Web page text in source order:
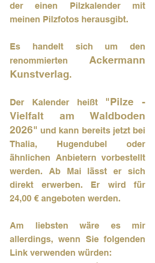
der einen Pilzkalender mit
meinen Pilzfotos herausgibt.
Es handelt sich um den
renommierten Ackermann
Kunstverlag.
Der Kalender heißt "Pilze -
Vielfalt am Waldboden
2026" und kann bereits jetzt bei
Thalia, Hugendubel oder
ähnlichen Anbietern vorbestellt
werden. Ab Mai lässt er sich
direkt erwerben. Er wird für
24,00 € angeboten werden.
Am liebsten wäre es mir
allerdings, wenn Sie folgenden
Link verwenden würden: